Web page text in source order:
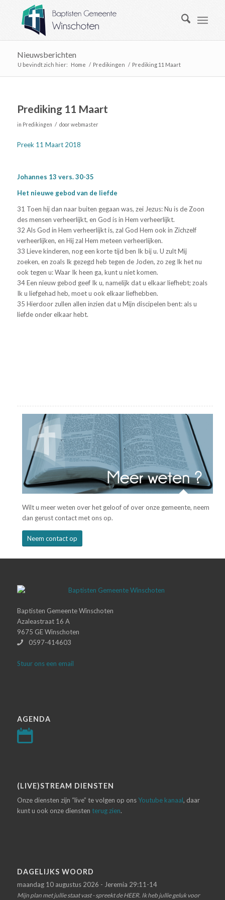
Nieuwsberichten
U bevindt zich hier: Home / Predikingen / Prediking 11 Maart
Prediking 11 Maart
in Predikingen / doorwebmaster
Preek 11 Maart 2018
Johannes 13 vers. 30-35
Het nieuwe gebod van de liefde
31 Toen hij dan naar buiten gegaan was, zei Jezus: Nu is de Zoon
des mensen verheerlijkt, en God is in Hem verheerlijkt.
32 Als God in Hem verheerlijkt is, zal God Hem ook in Zichzelf
verheerlijken, en Hij zal Hem meteen verheerlijken.
33 Lieve kinderen, nog een korte tijd ben Ik bij u. U zult Mij
zoeken, en zoals Ik gezegd heb tegen de Joden, zo zeg Ik het nu
ook tegen u: Waar Ik heen ga, kunt u niet komen.
34 Een nieuw gebod geef Ik u, namelijk dat u elkaar liefhebt; zoals
Ik u liefgehad heb, moet u ook elkaar liefhebben.
35 Hierdoor zullen allen inzien dat u Mijn discipelen bent: als u
liefde onder elkaar hebt.
Wilt u meer weten over het geloof of over onze gemeente, neem
dan gerust contact met ons op.
Neem contact op
Baptisten Gemeente Winschoten
Azaleastraat 16 A
9675 GE Winschoten
0597-414603
Stuur ons een email
AGENDA
(LIVE)STREAM DIENSTEN
Onze diensten zijn “live” te volgen op onsYoutube kanaal, daar
kunt u ook onze diensten terug zien.
DAGELIJKS WOORD
maandag 10 augustus 2026 - Jeremia 29:11-14
Mijn plan met jullie staat vast - spreekt de HEER. Ik heb jullie geluk voor